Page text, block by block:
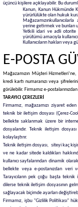
üçüncü kişilere açıklayabilir. Bu
Kanun, Kanun Hükmünde
yürürlülükte olan hukuk
yerine getirmek ve bunları
Yetkili idari ve adli otorite
yürütümü amacıyla
Kullanıcıların hakları
E-POSTA
Mağazamızın Müşteri
kredi kartı numaranızı veya
görülebilir. Firmamız e-
TARAYICI ÇEREZLERİ
Firmamız, mağazamızı ziyaret
teknik bir iletişim dosyası (Çerez-
bellekte saklanmak üzere bir
dosyalarıdır. Teknik iletişim
kolaylaştırır.
Teknik iletişim dosyası, siteyi kaç
ve ne kadar sitede kaldıkları
kullanıcı sayfalarından dinamik
bellekte veya e-postanızdan veri
Tarayıcıların pek çoğu başta teknik
dilerse teknik iletişim dosyasının
sağlayacak biçimde ayarları
Firmamız, işbu "Gizlilik Politikası"